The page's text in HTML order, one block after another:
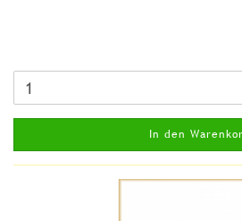
In den